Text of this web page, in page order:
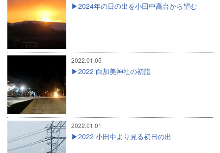
2024年の日の出を小田中高台から望む
2022.01.05
2022 白加美神社の初詣
2022.01.01
2022 小田中より見る初日の出